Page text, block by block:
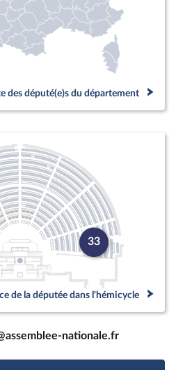
des député(e)s du département
33
de la députée dans l'hémicycle
nationale.fr